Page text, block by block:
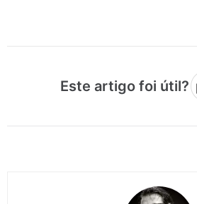
Este artigo foi útil?